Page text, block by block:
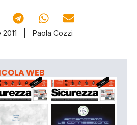
Paola Cozzi
WEB